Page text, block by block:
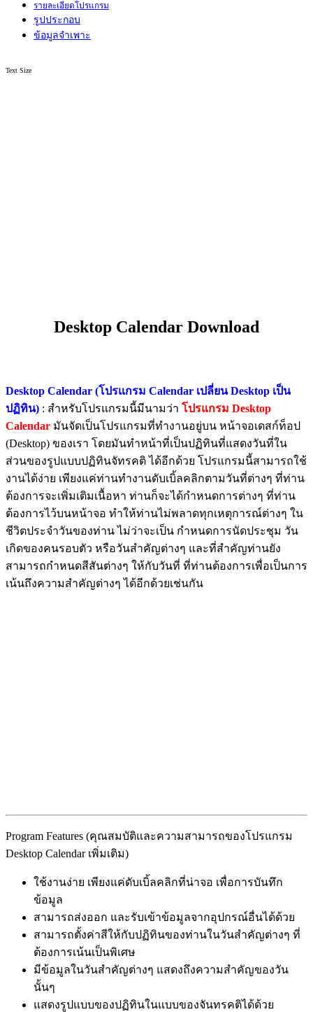
รายละเอียดโปรแกรม
รูปประกอบ
ข้อมูลจำเพาะ
Text Size
Desktop Calendar Download
Desktop Calendar (โปรแกรม Calendar เปลี่ยน Desktop เป็น
ปฏิทิน) : สำหรับโปรแกรมนี้มีนามว่า โปรแกรม Desktop
Calendar มันจัดเป็นโปรแกรมที่ทำงานอยู่บน หน้าจอเดสก์ท็อป
(Desktop) ของเรา โดยมันทำหน้าที่เป็นปฏิทินที่แสดงวันที่ใน
ส่วนของรูปแบบปฏิทินจัทรคติ ได้อีกด้วย โปรแกรมนี้สามารถใช้
งานได้ง่าย เพียงแค่ท่านทำงานดับเบิ้ลคลิกตามวันที่ต่างๆ ที่ท่าน
ต้องการจะเพิ่มเติมเนื้อหา ท่านก็จะได้กำหนดการต่างๆ ที่ท่าน
ต้องการไว้บนหน้าจอ ทำให้ท่านไม่พลาดทุกเหตุการณ์ต่างๆ ใน
ชีวิตประจำวันของท่าน ไม่ว่าจะเป็น กำหนดการนัดประชุม วัน
เกิดของคนรอบตัว หรือวันสำคัญต่างๆ และที่สำคัญท่านยัง
สามารถกำหนดสีสันต่างๆ ให้กับวันที่ ที่ท่านต้องการเพื่อเป็นการ
เน้นถึงความสำคัญต่างๆ ได้อีกด้วยเช่นกัน
Program Features (คุณสมบัติและความสามารถของโปรแกรม
Desktop Calendar เพิ่มเติม)
ใช้งานง่าย เพียงแค่ดับเบิ้ลคลิกที่น่าจอ เพื่อการบันทึก
ข้อมูล
สามารถส่งออก และรับเข้าข้อมูลจากอุปกรณ์อื่นได้ด้วย
สามารถตั้งค่าสีให้กับปฏิทินของท่านในวันสำคัญต่างๆ ที่
ต้องการเน้นเป็นพิเศษ
มีข้อมูลในวันสำคัญต่างๆ แสดงถึงความสำคัญของวัน
นั้นๆ
แสดงรูปแบบของปฏิทินในแบบของจันทรคติได้ด้วย